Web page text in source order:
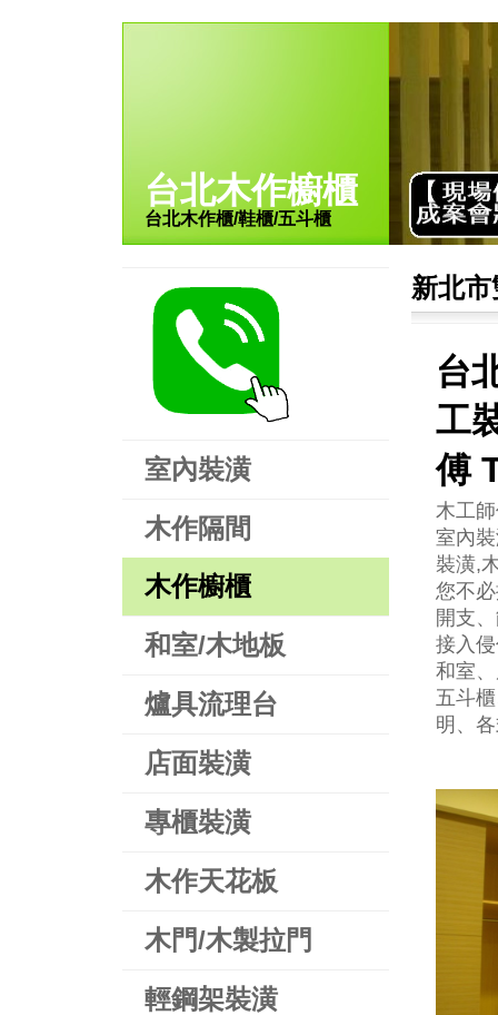
台北木作櫥櫃
台北木作櫃/鞋櫃/五斗櫃
室內裝潢
木作隔間
木作櫥櫃
和室/木地板
爐具流理台
店面裝潢
專櫃裝潢
木作天花板
木門/木製拉門
輕鋼架裝潢
新北
台
工
傅
木工
室內
裝潢,
您不
開支
接入
和室
五斗
明、